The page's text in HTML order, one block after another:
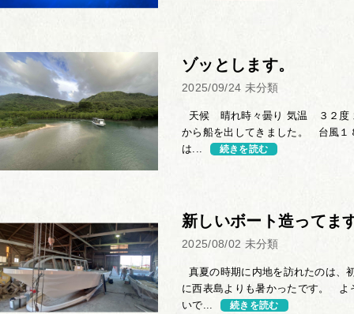
ゾッとします。
2025/09/24 未分類
天候 晴れ時々曇り 気温 ３２
から船を出してきました。 台風１
は...
続きを読む
新しいボート造ってま
2025/08/02 未分類
真夏の時期に内地を訪れたのは
に西表島よりも暑かったです。 よ
いで...
続きを読む